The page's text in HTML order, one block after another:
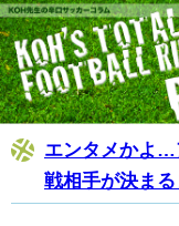
エンタメかよ…
戦相手が決まる